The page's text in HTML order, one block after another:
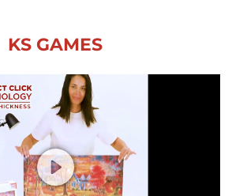
KS GAMES